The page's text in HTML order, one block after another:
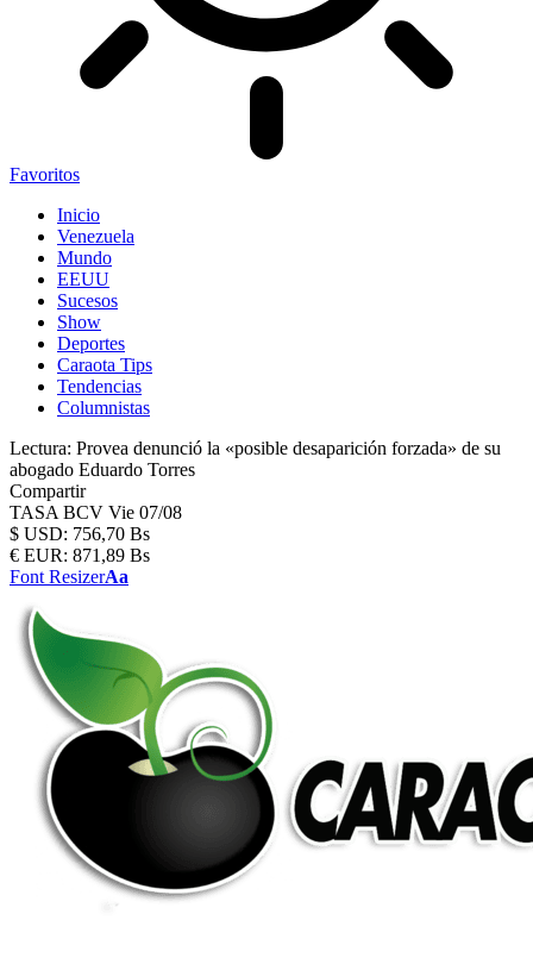
Favoritos
Inicio
Venezuela
Mundo
EEUU
Sucesos
Show
Deportes
Caraota Tips
Tendencias
Columnistas
Lectura: Provea denunció la «posible desaparición forzada» de su
abogado Eduardo Torres
Compartir
TASA BCV Vie 07/08
$ USD: 756,70 Bs
€ EUR: 871,89 Bs
Font ResizerAa